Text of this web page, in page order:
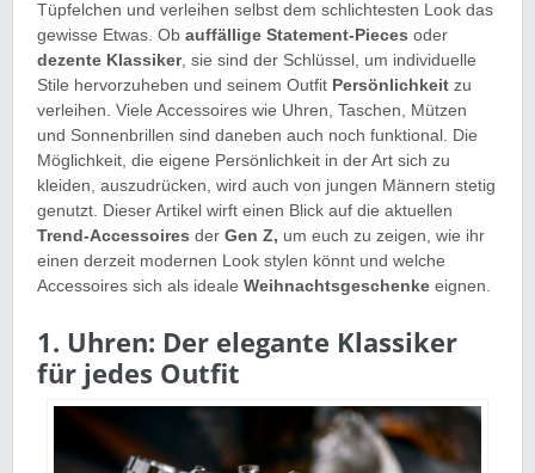
Tüpfelchen und verleihen selbst dem schlichtesten Look das
gewisse Etwas. Ob auffällige Statement-Pieces oder
dezente Klassiker, sie sind der Schlüssel, um individuelle
Stile hervorzuheben und seinem Outfit Persönlichkeit zu
verleihen. Viele Accessoires wie Uhren, Taschen, Mützen
und Sonnenbrillen sind daneben auch noch funktional. Die
Möglichkeit, die eigene Persönlichkeit in der Art sich zu
kleiden, auszudrücken, wird auch von jungen Männern stetig
genutzt. Dieser Artikel wirft einen Blick auf die aktuellen
Trend-Accessoires der Gen Z, um euch zu zeigen, wie ihr
einen derzeit modernen Look stylen könnt und welche
Accessoires sich als ideale Weihnachtsgeschenke eignen.
1. Uhren: Der elegante Klassiker
für jedes Outfit